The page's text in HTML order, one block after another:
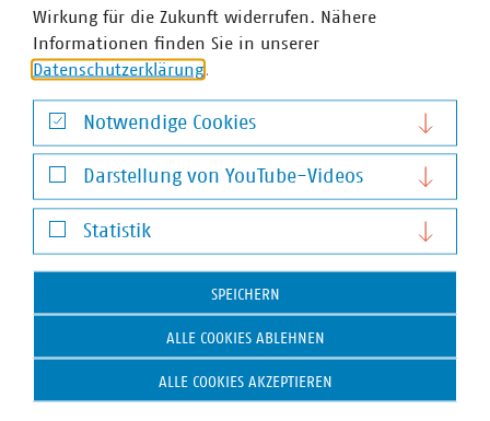
Studie zu Wärmenetzen: Bis 2030 müssen 43,5
Milliarden Euro in die Fernwärme investiert werden
BEW: Fernwärmeausbau: VKU begrüßt „Sofort-
Zuschuss“ für Fördertopf
Wärmewende: Warum Fern- und Nahwärme sehr gute
Optionen sind
Fernwärmeausbau: „Durch neue Regulierungswut
droht Totalabsturz“
Preistransparenzplattform aktualisiert: Trend: An
vielen Orten bleiben die Fernwärmepreise stabil
Wirkung für die Zukunft widerrufen. Nähere
Informationen finden Sie in unserer
Datenschutzerklärung
Notwendige Cookies
Notwendige Cookies
Darstellung von YouTube-Videos
Darstellung von YouTube-Videos
Statistik
Statistik
SPEICHERN
ALLE COOKIES ABLEHNEN
ALLE COOKIES AKZEPTIEREN